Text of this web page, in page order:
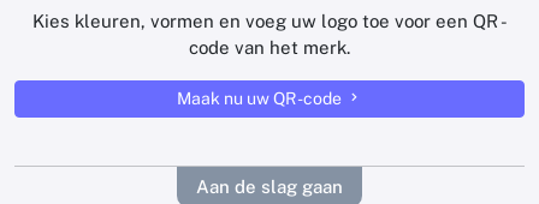
Kies kleuren, vormen en voeg uw logo toe voor een QR -
code van het merk.
Maak nu uw QR -code
Aan de slag gaan